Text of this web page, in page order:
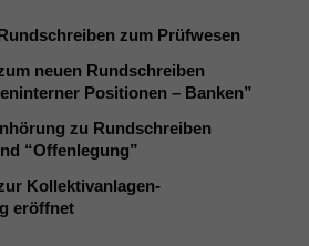
zum Prüfwesen
neuen Rundschreiben
Positionen – Banken”
zu Rundschreiben
“Offenlegung”
Kollektivanlagen-
eröffnet